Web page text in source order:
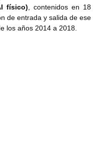
físico) , contenidos en 18
de entrada y salida de ese
los años 2014 a 2018.